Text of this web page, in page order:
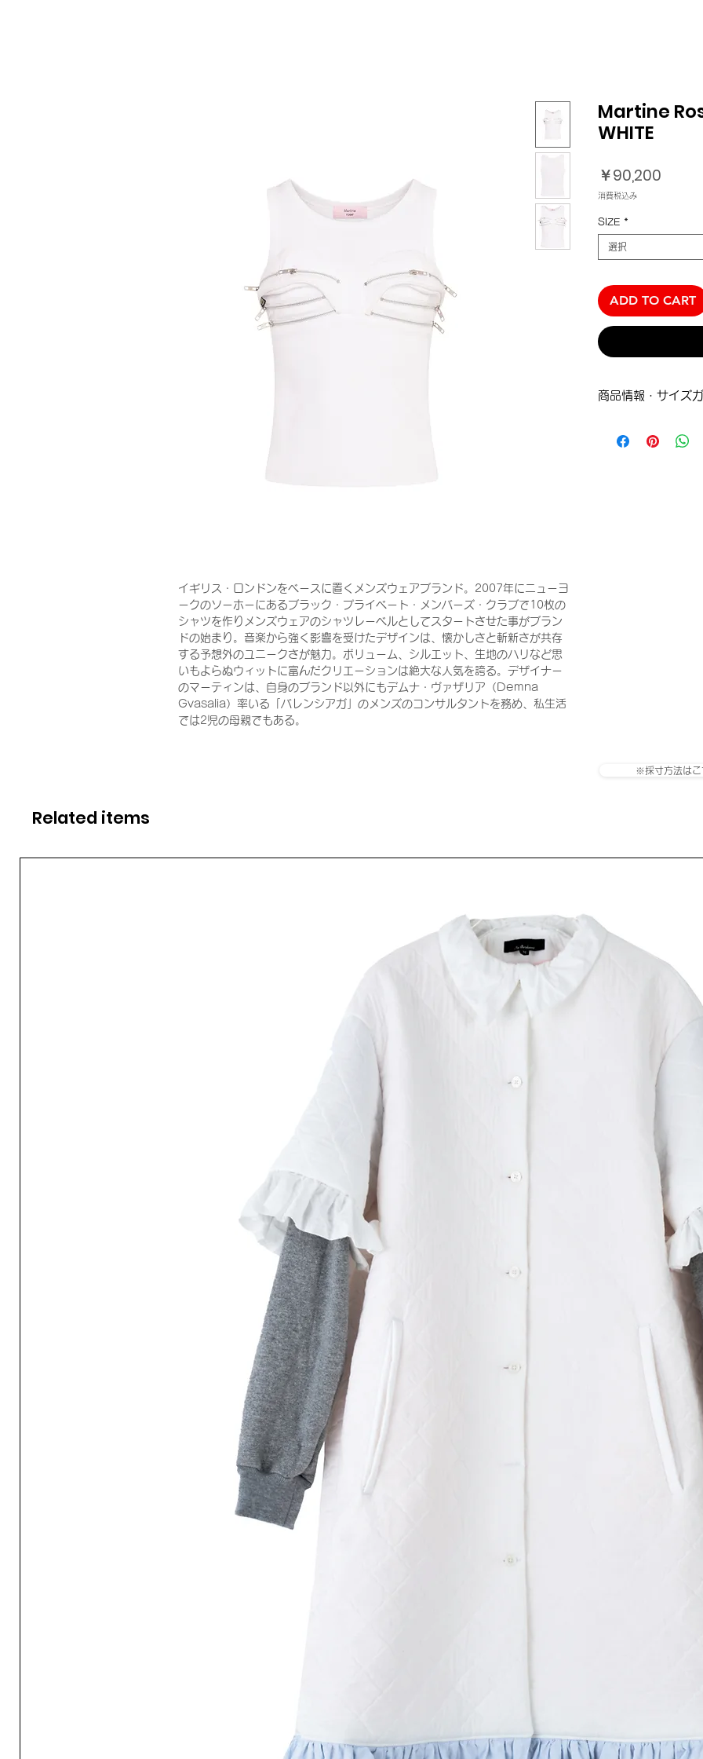
イギリス・ロンドンをベースに置くメンズウェアブランド。2007年にニューヨ
ークのソーホーにあるブラック・プライベート・メンバーズ・クラブで10枚の
シャツを作りメンズウェアのシャツレーベルとしてスタートさせた事がブラン
ドの始まり。音楽から強く影響を受けたデザインは、懐かしさと斬新さが共存
する予想外のユニークさが魅力。ボリューム、シルエット、生地のハリなど思
いもよらぬウィットに富んだクリエーションは絶大な人気を誇る。デザイナー
のマーティンは、自身のブランド以外にもデムナ・ヴァザリア（Demna
Gvasalia）率いる「バレンシアガ」のメンズのコンサルタントを務め、私生活
では2児の母親でもある。
Martine
WHITE
￥90,200
消費税込み
SIZE *
選択
ADD TO CART
商品情報・サイズ
着丈：48cm
※採寸方法はこ
Related items